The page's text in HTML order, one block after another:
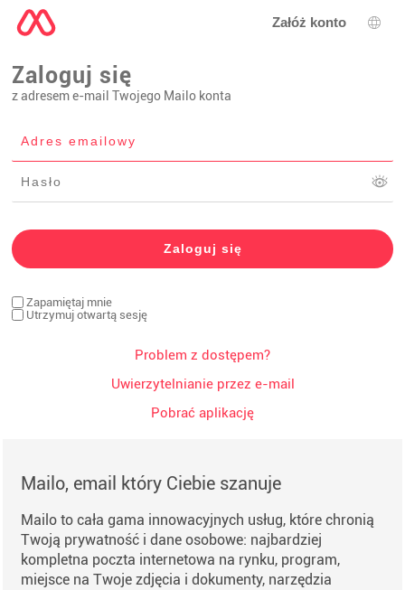
Załóż konto
Zaloguj się
z adresem e-mail Twojego Mailo konta
Zapamiętaj mnie
Utrzymuj otwartą sesję
Problem z dostępem?
Uwierzytelnianie przez e-mail
Pobrać aplikację
Mailo, email który Ciebie szanuje
Mailo to cała gama innowacyjnych usług, które chronią
Twoją prywatność i dane osobowe: najbardziej
kompletna poczta internetowa na rynku, program,
miejsce na Twoje zdjęcia i dokumenty, narzędzia